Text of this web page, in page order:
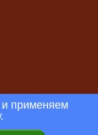
применяем
.